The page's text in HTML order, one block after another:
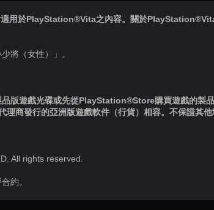
用於PlayStation®Vita之內容。關於
將（女性）」。
版遊戲光碟或先從PlayStation®Store購買遊戲的製品
理商發行的亞洲版遊戲軟件（行貨）相容。不保證其
All rights reserved.
約。